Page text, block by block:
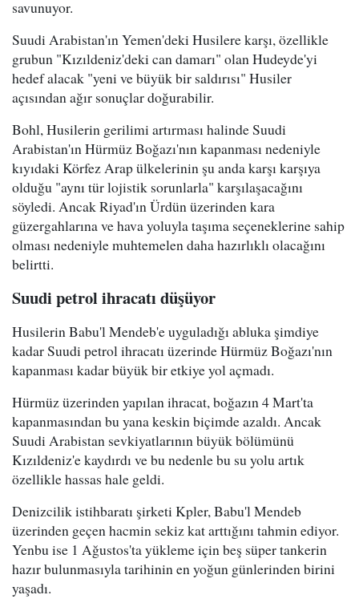
savunuyor.
Suudi Arabistan'ın Yemen'deki Husilere karşı, özellikle
grubun "Kızıldeniz'deki can damarı" olan Hudeyde'yi
hedef alacak "yeni ve büyük bir saldırısı" Husiler
açısından ağır sonuçlar doğurabilir.
Bohl, Husilerin gerilimi artırması halinde Suudi
Arabistan'ın Hürmüz Boğazı'nın kapanması nedeniyle
kıyıdaki Körfez Arap ülkelerinin şu anda karşı karşıya
olduğu "aynı tür lojistik sorunlarla" karşılaşacağını
söyledi. Ancak Riyad'ın Ürdün üzerinden kara
güzergahlarına ve hava yoluyla taşıma seçeneklerine sahip
olması nedeniyle muhtemelen daha hazırlıklı olacağını
belirtti.
Suudi petrol ihracatı düşüyor
Husilerin Babu'l Mendeb'e uyguladığı abluka şimdiye
kadar Suudi petrol ihracatı üzerinde Hürmüz Boğazı'nın
kapanması kadar büyük bir etkiye yol açmadı.
Hürmüz üzerinden yapılan ihracat, boğazın 4 Mart'ta
kapanmasından bu yana keskin biçimde azaldı. Ancak
Suudi Arabistan sevkiyatlarının büyük bölümünü
Kızıldeniz'e kaydırdı ve bu nedenle bu su yolu artık
özellikle hassas hale geldi.
Denizcilik istihbaratı şirketi Kpler, Babu'l Mendeb
üzerinden geçen hacmin sekiz kat arttığını tahmin ediyor.
Yenbu ise 1 Ağustos'ta yükleme için beş süper tankerin
hazır bulunmasıyla tarihinin en yoğun günlerinden birini
yaşadı.